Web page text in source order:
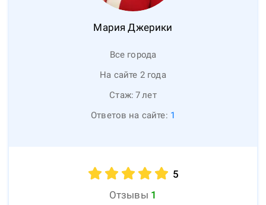
Мария Джерики
Все города
На сайте 2 года
Стаж: 7лет
Ответов на сайте: 1
5
Отзывы 1